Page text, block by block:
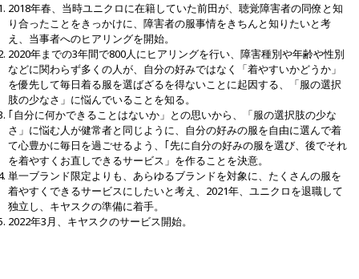
2018年春、当時ユニクロに在籍していた前田が、聴覚障害者の同僚と知
り合ったことをきっかけに、障害者の服事情をきちんと知りたいと考
え、当事者へのヒアリングを開始。
2020年までの3年間で800人にヒアリングを行い、障害種別や年齢や性別
などに関わらず多くの人が、自分の好みではなく「着やすいかどうか」
を優先して毎日着る服を選ばざるを得ないことに起因する、「服の選択
肢の少なさ」に悩んでいることを知る。
｢自分に何かできることはないか」との思いから、「服の選択肢の少な
さ」に悩む人が健常者と同じように、自分の好みの服を自由に選んで着
て心豊かに毎日を過ごせるよう、｢先に自分の好みの服を選び、後でそれ
を着やすくお直しできるサービス」を作ることを決意。
単一ブランド限定よりも、あらゆるブランドを対象に、たくさんの服を
着やすくできるサービスにしたいと考え、2021年、ユニクロを退職して
独立し、キヤスクの準備に着手。
2022年3月、キヤスクのサービス開始。